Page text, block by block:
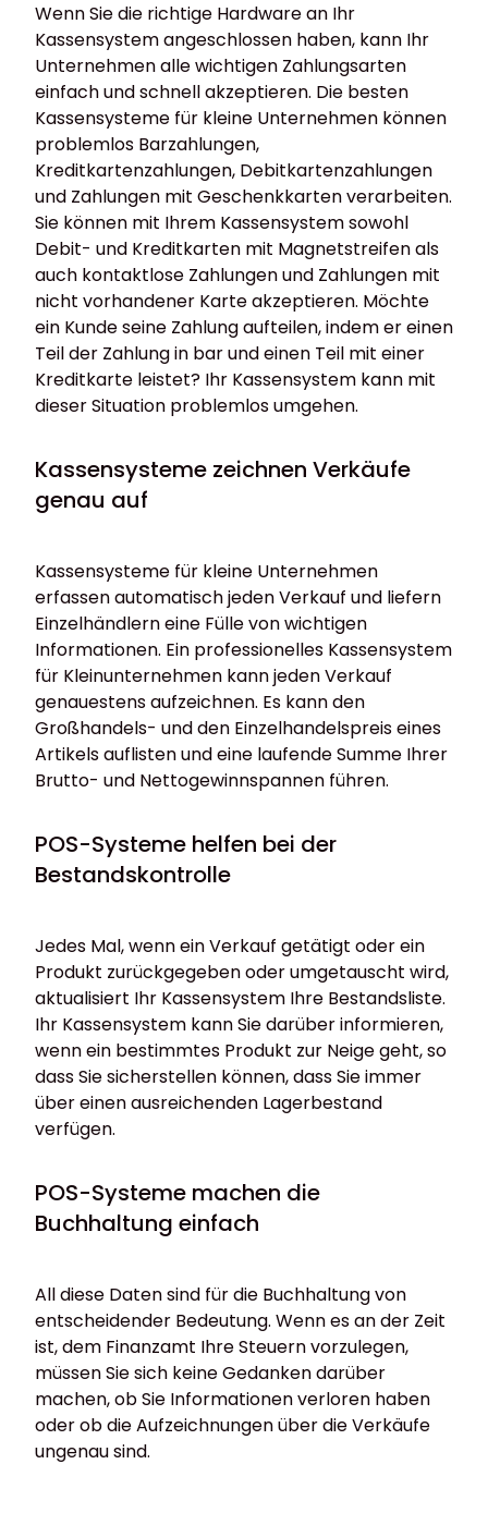
Wenn Sie die richtige Hardware an Ihr
Kassensystem angeschlossen haben, kann Ihr
Unternehmen alle wichtigen Zahlungsarten
einfach und schnell akzeptieren. Die besten
Kassensysteme für kleine Unternehmen können
problemlos Barzahlungen,
Kreditkartenzahlungen, Debitkartenzahlungen
und Zahlungen mit Geschenkkarten verarbeiten.
Sie können mit Ihrem Kassensystem sowohl
Debit- und Kreditkarten mit Magnetstreifen als
auch kontaktlose Zahlungen und Zahlungen mit
nicht vorhandener Karte akzeptieren. Möchte
ein Kunde seine Zahlung aufteilen, indem er einen
Teil der Zahlung in bar und einen Teil mit einer
Kreditkarte leistet? Ihr Kassensystem kann mit
dieser Situation problemlos umgehen.
Kassensysteme zeichnen Verkäufe
genau auf
Kassensysteme für kleine Unternehmen
erfassen automatisch jeden Verkauf und liefern
Einzelhändlern eine Fülle von wichtigen
Informationen. Ein professionelles Kassensystem
für Kleinunternehmen kann jeden Verkauf
genauestens aufzeichnen. Es kann den
Großhandels- und den Einzelhandelspreis eines
Artikels auflisten und eine laufende Summe Ihrer
Brutto- und Nettogewinnspannen führen.
POS-Systeme helfen bei der
Bestandskontrolle
Jedes Mal, wenn ein Verkauf getätigt oder ein
Produkt zurückgegeben oder umgetauscht wird,
aktualisiert Ihr Kassensystem Ihre Bestandsliste.
Ihr Kassensystem kann Sie darüber informieren,
wenn ein bestimmtes Produkt zur Neige geht, so
dass Sie sicherstellen können, dass Sie immer
über einen ausreichenden Lagerbestand
verfügen.
POS-Systeme machen die
Buchhaltung einfach
All diese Daten sind für die Buchhaltung von
entscheidender Bedeutung. Wenn es an der Zeit
ist, dem Finanzamt Ihre Steuern vorzulegen,
müssen Sie sich keine Gedanken darüber
machen, ob Sie Informationen verloren haben
oder ob die Aufzeichnungen über die Verkäufe
ungenau sind.